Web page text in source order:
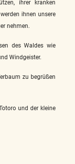
ihrer kranken
ihnen unsere
nehmen.
des Waldes wie
Windgeister.
zu begrüßen
und der kleine